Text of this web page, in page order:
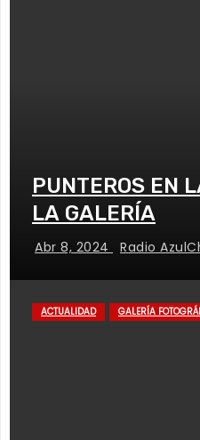
PUNTEROS EN
LA GALERÍA
Abr 8, 2024 Radio
ACTUALIDAD GALERÍA